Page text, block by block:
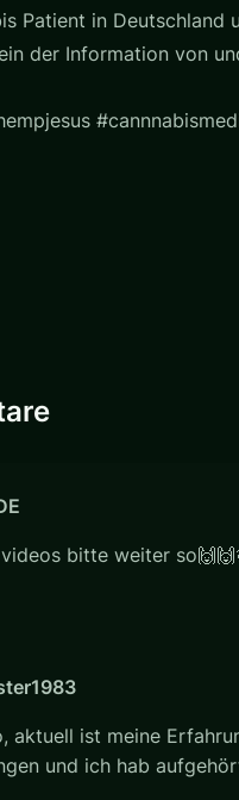
Patient in
der Information von
bitte weiter
aktuell ist meine
und ich hab